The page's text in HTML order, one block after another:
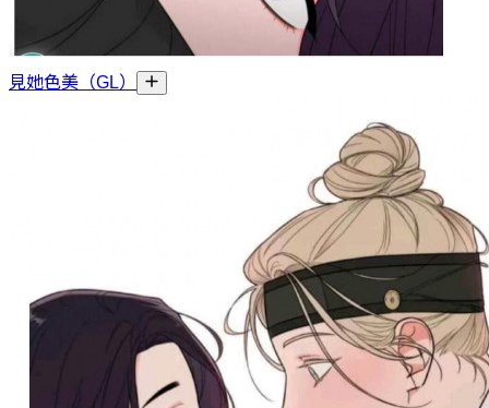
見她色美（GL）